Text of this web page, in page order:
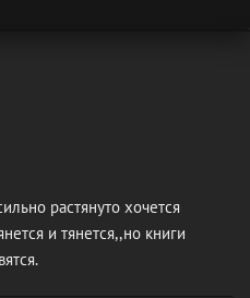
растянуто хочется
и тянется,,но книги